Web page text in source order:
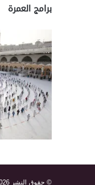
برامج العمرة
© حقوق النشر 2026، جميع الحقوق محفوظة |